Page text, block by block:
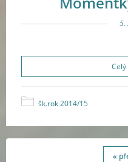
5.
šk.rok 2014/15
«